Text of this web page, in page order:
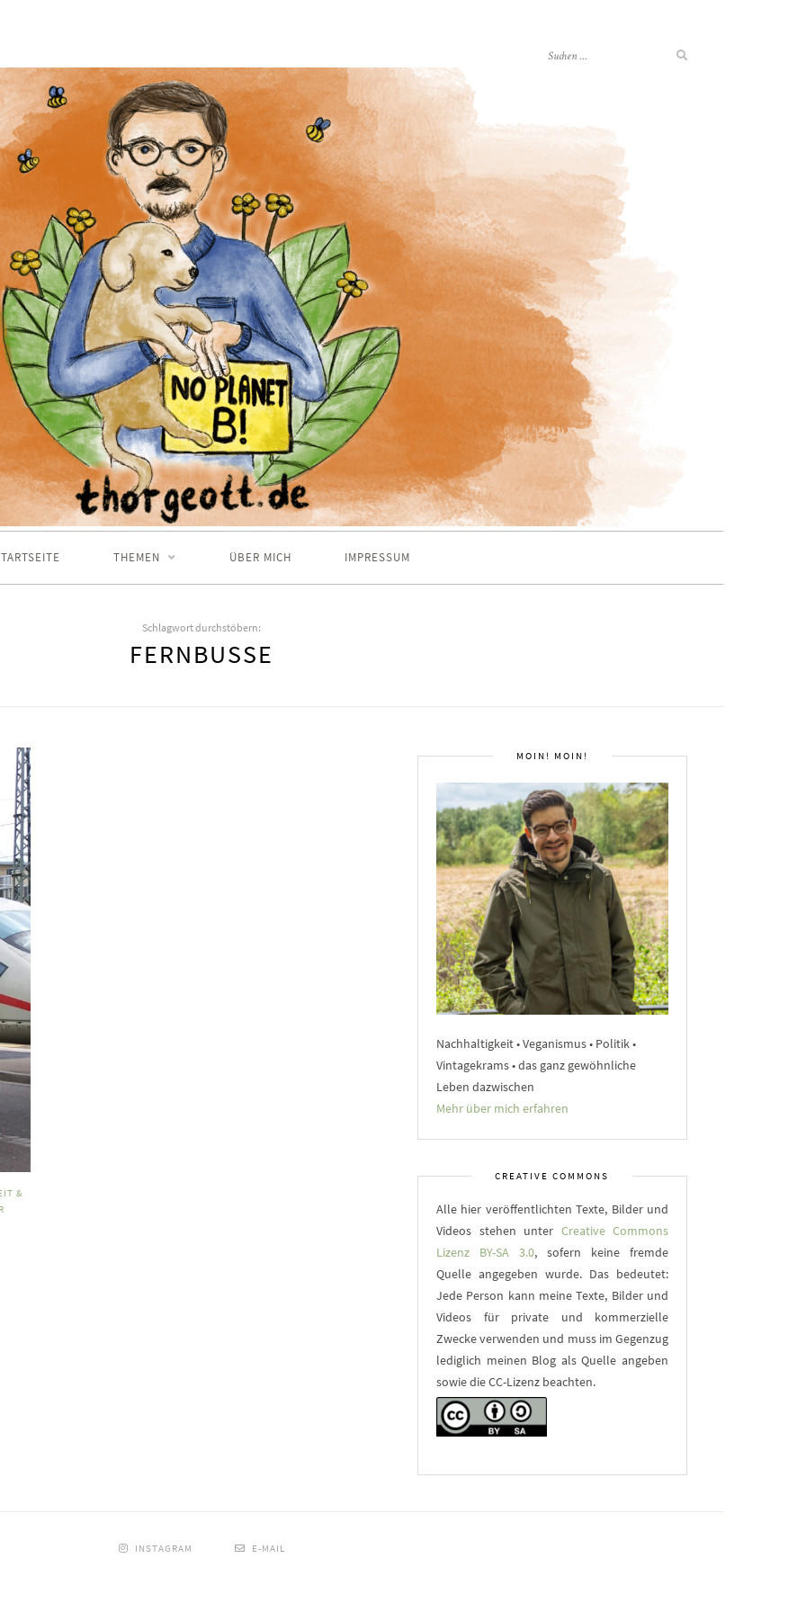
THEMEN ÜBER MICH IMPRESSUM
Schlagwort durchstöbern:
FERNBUSSE
&
MOIN! MOIN!
Nachhaltigkeit • Veganismus • Politik •
Vintagekrams • das ganz gewöhnliche
Leben dazwischen
Mehr über mich erfahren
CREATIVE COMMONS
Alle hier veröffentlichten Texte, Bilder und
Videos stehen unter Creative Commons
Lizenz BY-SA 3.0, sofern keine fremde
Quelle angegeben wurde. Das bedeutet:
Jede Person kann meine Texte, Bilder und
Videos für private und kommerzielle
Zwecke verwenden und muss im Gegenzug
lediglich meinen Blog als Quelle angeben
sowie die CC-Lizenz beachten.
INSTAGRAM E-MAIL